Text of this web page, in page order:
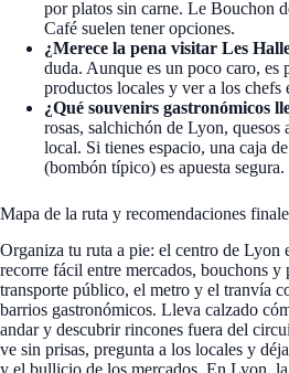
por platos sin carne. Le Bouchon
Café suelen tener opciones.
¿Merece la pena visitar Les
duda. Aunque es un poco caro, es
productos locales y ver a los chefs
¿Qué souvenirs gastronómicos
rosas, salchichón de Lyon, quesos
local. Si tienes espacio, una caja de
(bombón típico) es apuesta segura.
Mapa de la ruta y recomendaciones
Organiza tu ruta a pie: el centro de Lyon
recorre fácil entre mercados, bouchons y
transporte público, el metro y el tranvía
barrios gastronómicos. Lleva calzado
andar y descubrir rincones fuera del
ve sin prisas, pregunta a los locales y
y el bullicio de los mercados. En Lyon,